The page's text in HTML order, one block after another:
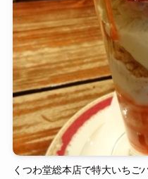
くつわ堂総本店で特大いちご